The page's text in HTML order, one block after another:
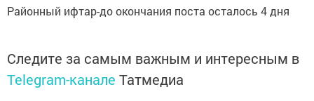
Районный ифтар-до окончания поста осталось 4 дня
Следите за самым важным и интересным в
Telegram-канале Татмедиа